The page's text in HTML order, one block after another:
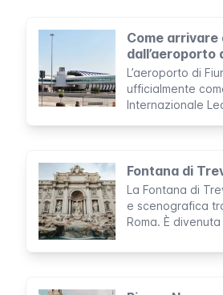
Come arrivare
dall’aeroporto
L’aeroporto di
ufficialmente
Internazionale
Fontana di
La Fontana di
e scenografica
Roma. È
fotografato da